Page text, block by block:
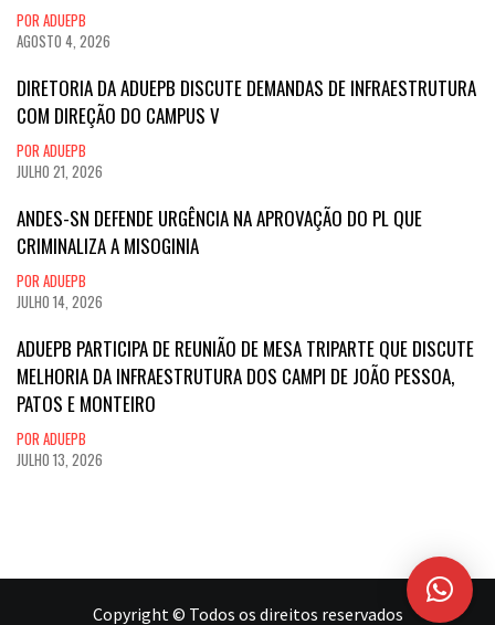
POR ADUEPB
AGOSTO 4, 2026
DIRETORIA DA ADUEPB DISCUTE DEMANDAS DE INFRAESTRUTURA
COM DIREÇÃO DO CAMPUS V
POR ADUEPB
JULHO 21, 2026
ANDES-SN DEFENDE URGÊNCIA NA APROVAÇÃO DO PL QUE
CRIMINALIZA A MISOGINIA
POR ADUEPB
JULHO 14, 2026
ADUEPB PARTICIPA DE REUNIÃO DE MESA TRIPARTE QUE DISCUTE
MELHORIA DA INFRAESTRUTURA DOS CAMPI DE JOÃO PESSOA,
PATOS E MONTEIRO
POR ADUEPB
JULHO 13, 2026
Copyright © Todos os direitos reservados